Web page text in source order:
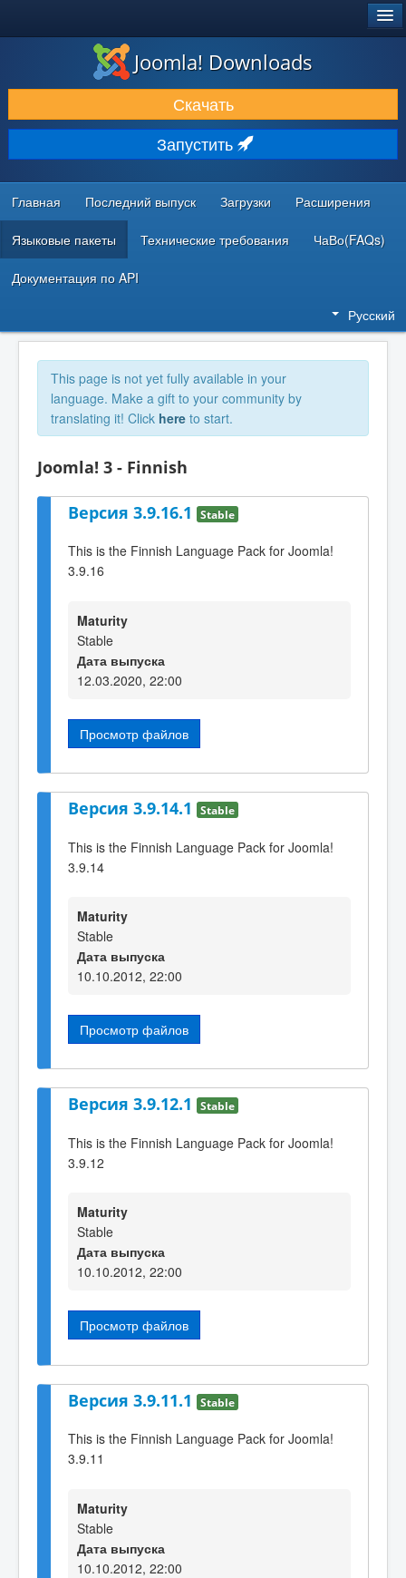
ЗАГРУЗКИ И РАСШИРЕНИЯ
ДОКУМЕНТАЦИЯ И ОБУЧЕНИЕ
СООБЩЕСТВО И ПОДДЕРЖКА
РЕСУРСЫ ДЛЯ РАЗРАБОТЧИКОВ
Joomla! Downloads
Скачать
Запустить
Главная Последний выпуск Загрузки Расширения
Языковые пакеты Технические требования ЧаВо(FAQs)
Документация по API
Русский
This page is not yet fully available in your
language. Make a gift to your community by
translating it! Click here to start.
Joomla! 3 - Finnish
Версия 3.9.16.1 Stable
This is the Finnish Language Pack for Joomla!
3.9.16
Maturity
Stable
Дата выпуска
12.03.2020, 22:00
Просмотр файлов
Версия 3.9.14.1 Stable
This is the Finnish Language Pack for Joomla!
3.9.14
Maturity
Stable
Дата выпуска
10.10.2012, 22:00
Просмотр файлов
Версия 3.9.12.1 Stable
This is the Finnish Language Pack for Joomla!
3.9.12
Maturity
Stable
Дата выпуска
10.10.2012, 22:00
Просмотр файлов
Версия 3.9.11.1 Stable
This is the Finnish Language Pack for Joomla!
3.9.11
Maturity
Stable
Дата выпуска
10.10.2012, 22:00